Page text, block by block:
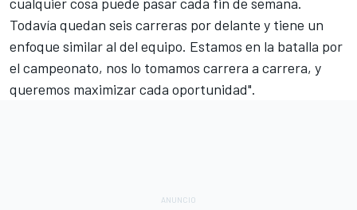
Todavía quedan seis carreras por delante y tiene un
enfoque similar al del equipo. Estamos en la batalla por
el campeonato, nos lo tomamos carrera a carrera, y
queremos maximizar cada oportunidad".